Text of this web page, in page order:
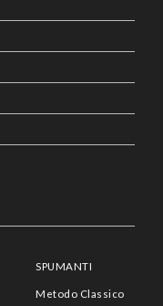
SPUMANTI
Metodo Classico